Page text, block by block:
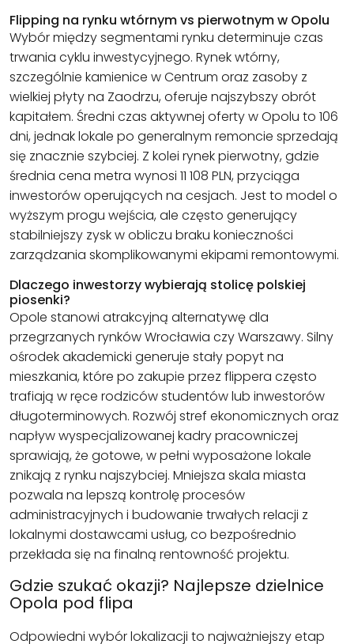
Flipping na rynku wtórnym vs pierwotnym w Opolu
Wybór między segmentami rynku determinuje czas
trwania cyklu inwestycyjnego. Rynek wtórny,
szczególnie kamienice w Centrum oraz zasoby z
wielkiej płyty na Zaodrzu, oferuje najszybszy obrót
kapitałem. Średni czas aktywnej oferty w Opolu to 106
dni, jednak lokale po generalnym remoncie sprzedają
się znacznie szybciej. Z kolei rynek pierwotny, gdzie
średnia cena metra wynosi 11 108 PLN, przyciąga
inwestorów operujących na cesjach. Jest to model o
wyższym progu wejścia, ale często generujący
stabilniejszy zysk w obliczu braku konieczności
zarządzania skomplikowanymi ekipami remontowymi.
Dlaczego inwestorzy wybierają stolicę polskiej
piosenki?
Opole stanowi atrakcyjną alternatywę dla
przegrzanych rynków Wrocławia czy Warszawy. Silny
ośrodek akademicki generuje stały popyt na
mieszkania, które po zakupie przez flippera często
trafiają w ręce rodziców studentów lub inwestorów
długoterminowych. Rozwój stref ekonomicznych oraz
napływ wyspecjalizowanej kadry pracowniczej
sprawiają, że gotowe, w pełni wyposażone lokale
znikają z rynku najszybciej. Mniejsza skala miasta
pozwala na lepszą kontrolę procesów
administracyjnych i budowanie trwałych relacji z
lokalnymi dostawcami usług, co bezpośrednio
przekłada się na finalną rentowność projektu.
Gdzie szukać okazji? Najlepsze dzielnice
Opola pod flipa
Odpowiedni wybór lokalizacji to najważniejszy etap